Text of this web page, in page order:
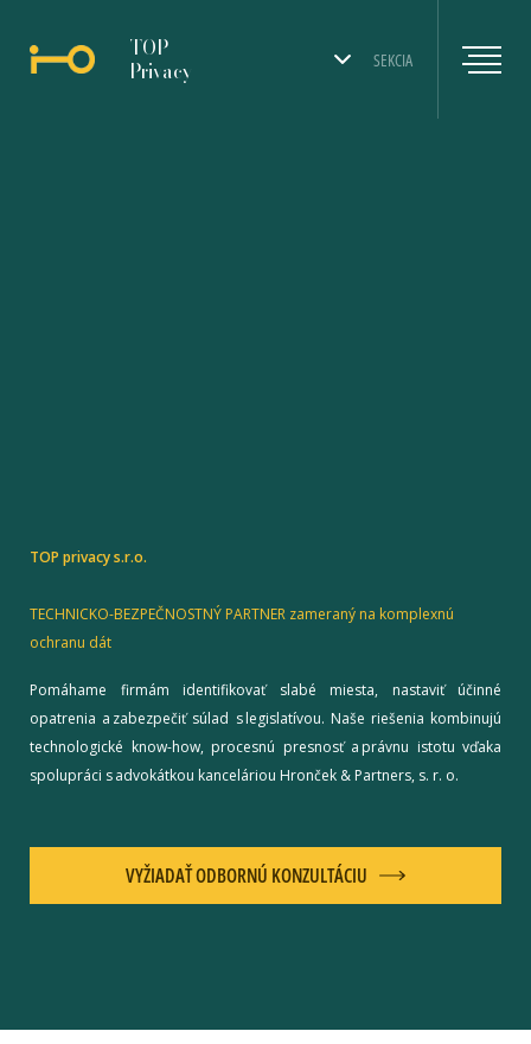
SEKCIA
TOP
Privacy
TOP privacy s.r.o.
TECHNICKO-BEZPEČNOSTNÝ PARTNER zameraný na komplexnú
ochranu dát
Pomáhame firmám identifikovať slabé miesta, nastaviť účinné
opatrenia a zabezpečiť súlad s legislatívou. Naše riešenia kombinujú
technologické know-how, procesnú presnosť a právnu istotu vďaka
spolupráci s advokátkou kanceláriou Hronček & Partners, s. r. o.
VYŽIADAŤ ODBORNÚ KONZULTÁCIU